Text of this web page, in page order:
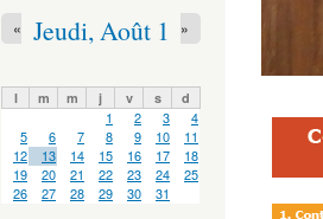
Jeudi, Août 1
« »
l m m j v s d
1 2 3
4
5
6 7 8 9 10
11
12
13 14 15 16 17
18
19
20 21 22 23 24
25
26
27 28 29 30 31